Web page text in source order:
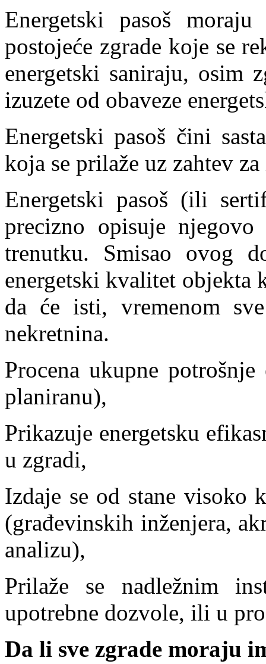
Energetski pasoš
postojeće zgrade koje se
energetski saniraju, osim
izuzete od obaveze
Energetski pasoš čini
koja se prilaže uz zahtev
Energetski pasoš (ili
precizno opisuje njegovo
trenutku. Smisao ovog
energetski kvalitet objekta
da će isti, vremenom
nekretnina.
Procena ukupne
planiranu),
Prikazuje energetsku
u zgradi,
Izdaje se od stane visoko
(građevinskih inženjera,
analizu),
Prilaže se nadležnim
upotrebne dozvole, ili u
Da li sve zgrade moraju